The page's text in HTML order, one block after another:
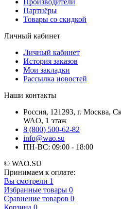
Партнёры
Товары со скидкой
Личный кабинет
Личный кабинет
История заказов
Мои закладки
Рассылка новостей
Наши контакты
Россия, 121293, г. Москва,
WAO, 1 этаж
8 (800) 500-62-82
info@wao.su
ПН-ВС: 09:00 - 18:00
© WAO.SU
Принимаем к оплате:
Вы смотрели 1
Избранные товары 0
Сравнение товаров 0
Корзина 0